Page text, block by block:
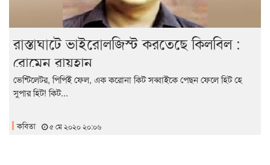
রাস্তাঘাটে ভাইরোলজিস্ট করতেছে কিলবিল :
রোমেন রায়হান
ভেন্টিলেটর, পিপিই ফেল, এক করোনা কিট সব্বাইকে পেছন ফেলে হিট হে
সুপার হিট! কিট...
কবিতা ৫ মে ২০২০ ২০:০৬